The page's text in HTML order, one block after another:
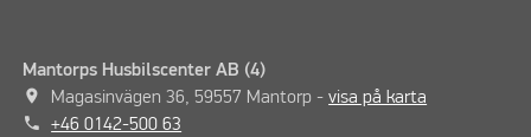
Mantorps Husbilscenter AB (4)
place
Magasinvägen 36, 59557 Mantorp -visa på karta
phone
+46 0142-500 63